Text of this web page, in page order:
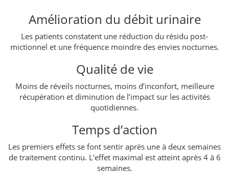
Amélioration du débit urinaire
Les patients constatent une réduction du résidu post-
mictionnel et une fréquence moindre des envies nocturnes.
Qualité de vie
Moins de réveils nocturnes, moins d’inconfort, meilleure
récupération et diminution de l’impact sur les activités
quotidiennes.
Temps d’action
Les premiers effets se font sentir après une à deux semaines
de traitement continu. L’effet maximal est atteint après 4 à 6
semaines.